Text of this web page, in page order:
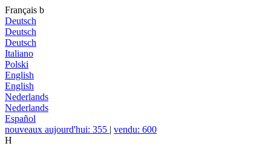
Français b
Deutsch
Deutsch
Deutsch
Italiano
Polski
English
English
Nederlands
Nederlands
Español
nouveaux aujourd'hui: 355 | vendu: 600
H